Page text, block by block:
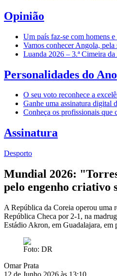
Opinião
Um país faz-se com homens
Vamos conhecer Angola, pela
Luanda 2026 – 3.ª Cimeira
Personalidades do Ano
O seu voto reconhece a
Ganhe uma assinatura
Conheça os profissionais que
Assinatura
Desporto
Mundial 2026:
pelo engenho criativo
A República da Coreia operou uma
República Checa por 2-1, na
Estádio Akron, em Guadalajara, em
Foto: DR
Omar Prata
12 de Junho 2026 às 13:10